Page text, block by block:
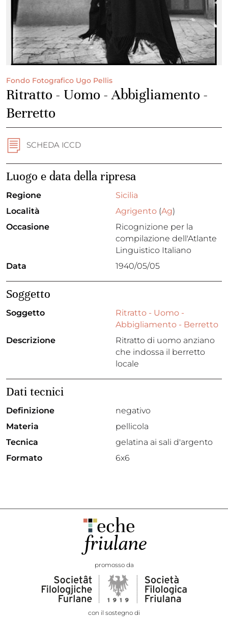
Fondo Fotografico Ugo Pellis
Ritratto - Uomo - Abbigliamento -
Berretto
SCHEDA ICCD
Luogo e data della ripresa
Regione
Sicilia
Località
Agrigento (Ag)
Occasione
Ricognizione per la
compilazione dell'Atlante
Linguistico Italiano
Data
1940/05/05
Soggetto
Soggetto
Ritratto - Uomo -
Abbigliamento - Berretto
Descrizione
Ritratto di uomo anziano
che indossa il berretto
locale
Dati tecnici
Definizione
negativo
Materia
pellicola
Tecnica
gelatina ai sali d'argento
Formato
6x6
promosso da
con il sostegno di